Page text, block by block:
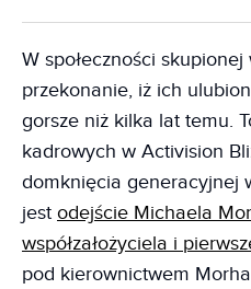
W społeczności skupionej
przekonanie, iż ich
gorsze niż kilka lat temu.
kadrowych w Activision
domknięcia generacyjnej
jest odejście Michaela
współzałożyciela i
pod kierownictwem